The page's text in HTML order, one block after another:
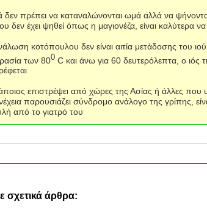
δεν πρέπει να καταναλώνονται ωμά αλλά να
δεν έχει ψηθεί όπως η μαγιονέζα, είναι καλύτερα
κοτόπουλου δεν είναι αιτία μετάδοσης του
των 800 C και άνω για 60 δευτερόλεπτα, ο ιός
επιστρέψει από χώρες της Ασίας ή άλλες που
παρουσιάζει σύνδρομο ανάλογο της γρίπης,
από το γιατρό του
σχετικά άρθρα: